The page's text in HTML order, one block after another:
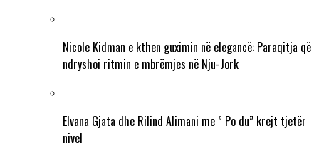
Nicole Kidman e kthen guximin në elegancë: Paraqitja që
ndryshoi ritmin e mbrëmjes në Nju-Jork
Elvana Gjata dhe Rilind Alimani me ” Po du” krejt tjetër
nivel